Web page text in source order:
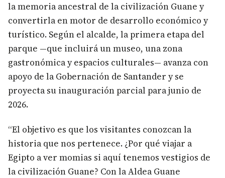
la memoria ancestral de la civilización Guane y
convertirla en motor de desarrollo económico y
turístico. Según el alcalde, la primera etapa del
parque —que incluirá un museo, una zona
gastronómica y espacios culturales— avanza con
apoyo de la Gobernación de Santander y se
proyecta su inauguración parcial para junio de
2026.
“El objetivo es que los visitantes conozcan la
historia que nos pertenece. ¿Por qué viajar a
Egipto a ver momias si aquí tenemos vestigios de
la civilización Guane? Con la Aldea Guane